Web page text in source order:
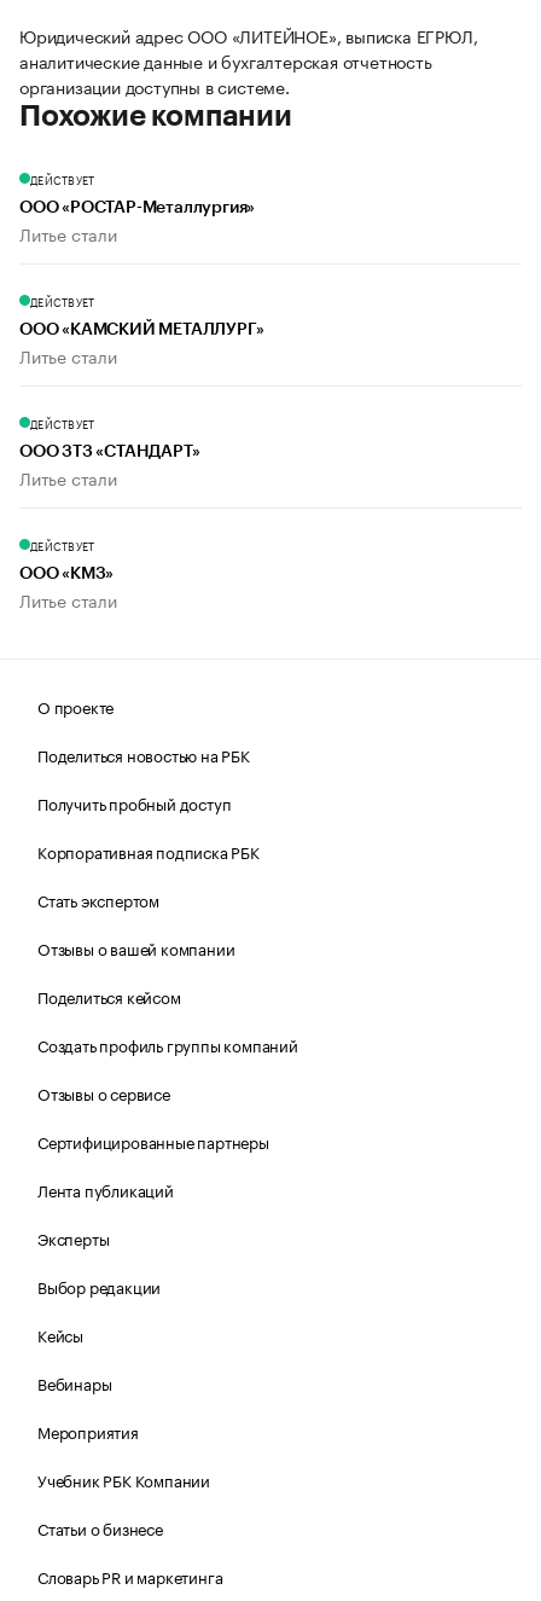
Юридический адрес ООО «ЛИТЕЙНОЕ», выписка ЕГРЮЛ,
аналитические данные и бухгалтерская отчетность
организации доступны в системе.
Похожие компании
ДЕЙСТВУЕТ
ООО «РОСТАР-Металлургия»
Литье стали
ДЕЙСТВУЕТ
ООО «КАМСКИЙ МЕТАЛЛУРГ»
Литье стали
ДЕЙСТВУЕТ
ООО ЗТЗ «СТАНДАРТ»
Литье стали
ДЕЙСТВУЕТ
ООО «КМЗ»
Литье стали
О проекте
Поделиться новостью на РБК
Получить пробный доступ
Корпоративная подписка РБК
Стать экспертом
Отзывы о вашей компании
Поделиться кейсом
Создать профиль группы компаний
Отзывы о сервисе
Сертифицированные партнеры
Лента публикаций
Эксперты
Выбор редакции
Кейсы
Вебинары
Мероприятия
Учебник РБК Компании
Статьи о бизнесе
Словарь PR и маркетинга